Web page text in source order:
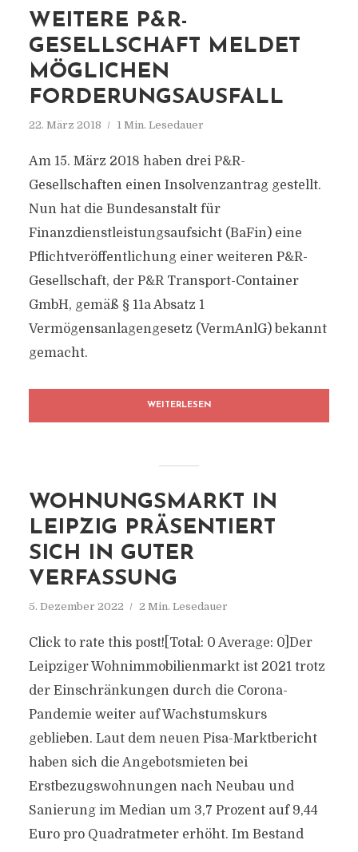
WEITERE P&R-
GESELLSCHAFT MELDET
MÖGLICHEN
FORDERUNGSAUSFALL
22. März 2018 1 Min. Lesedauer
Am 15. März 2018 haben drei P&R-
Gesellschaften einen Insolvenzantrag gestellt.
Nun hat die Bundesanstalt für
Finanzdienstleistungsaufsicht (BaFin) eine
Pflichtveröffentlichung einer weiteren P&R-
Gesellschaft, der P&R Transport-Container
GmbH, gemäß § 11a Absatz 1
Vermögensanlagengesetz (VermAnlG) bekannt
gemacht.
WEITERLESEN
WOHNUNGSMARKT IN
LEIPZIG PRÄSENTIERT
SICH IN GUTER
VERFASSUNG
5. Dezember 2022 2 Min. Lesedauer
Click to rate this post![Total: 0 Average: 0]Der
Leipziger Wohnimmobilienmarkt ist 2021 trotz
der Einschränkungen durch die Corona-
Pandemie weiter auf Wachstumskurs
geblieben. Laut dem neuen Pisa-Marktbericht
haben sich die Angebotsmieten bei
Erstbezugswohnungen nach Neubau und
Sanierung im Median um 3,7 Prozent auf 9,44
Euro pro Quadratmeter erhöht. Im Bestand